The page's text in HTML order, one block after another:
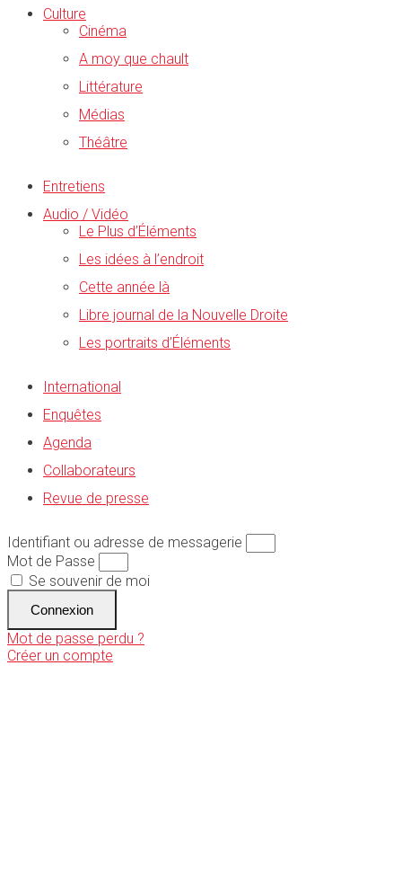
Culture
Cinéma
A moy que chault
Littérature
Médias
Théâtre
Entretiens
Audio / Vidéo
Le Plus d’Éléments
Les idées à l’endroit
Cette année là
Libre journal de la Nouvelle Droite
Les portraits d’Éléments
International
Enquêtes
Agenda
Collaborateurs
Revue de presse
Identifiant ou adresse de messagerie
Mot de Passe
Se souvenir de moi
Connexion
Mot de passe perdu ?
Créer un compte